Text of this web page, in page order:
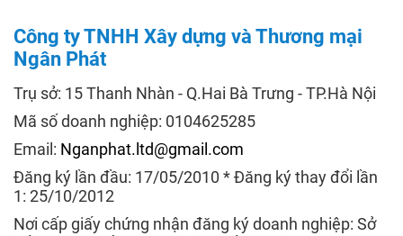
Công ty TNHH Xây dựng và Thương mại
Ngân Phát
Trụ sở: 15 Thanh Nhàn - Q.Hai Bà Trưng - TP.Hà Nội
Mã số doanh nghiệp: 0104625285
Email: Nganphat.ltd@gmail.com
Đăng ký lần đầu: 17/05/2010 * Đăng ký thay đổi lần
1: 25/10/2012
Nơi cấp giấy chứng nhận đăng ký doanh nghiệp: Sở